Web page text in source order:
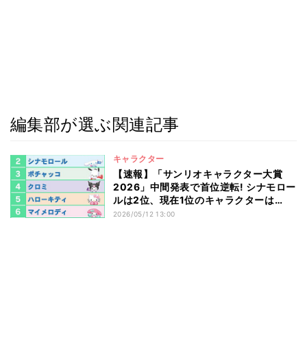
編集部が選ぶ関連記事
キャラクター
【速報】「サンリオキャラクター大賞
2026」中間発表で首位逆転! シナモロー
ルは2位、現在1位のキャラクターは…
2026/05/12 13:00